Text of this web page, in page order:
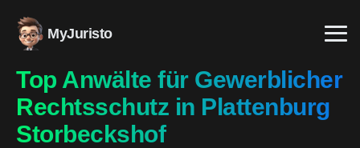
MyJuristo
Top Anwälte für Gewerblicher
Rechtsschutz in Plattenburg
Storbeckshof